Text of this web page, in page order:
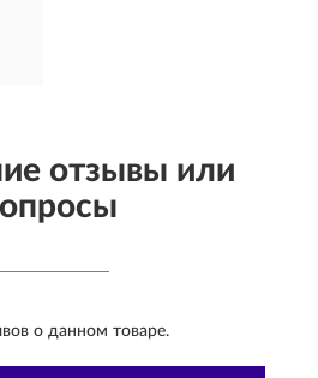
отзывы или
о данном товаре.